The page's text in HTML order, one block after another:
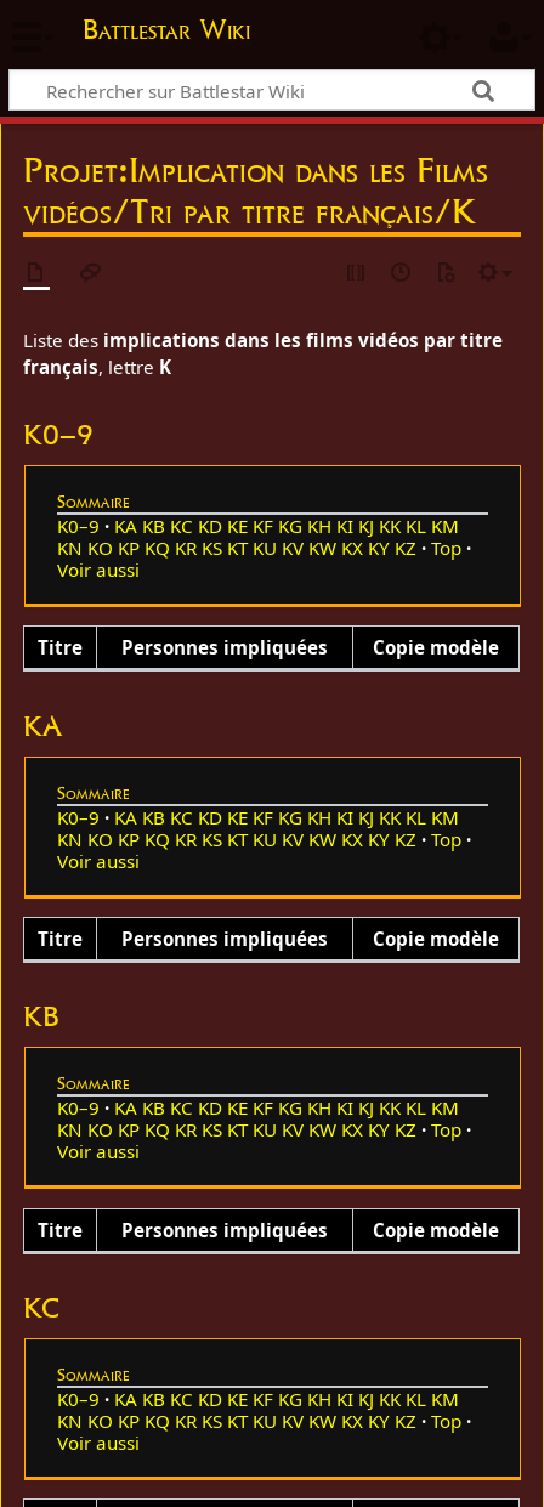
Battlestar Wiki
Projet:Implication dans les Films
vidéos/Tri par titre français/K
Liste des implications dans les films vidéos par titre
français, lettre K
K0–9
Sommaire
K0–9 KA KB KC KD KE KF KG KH KI KJ KK KL KM
KN KO KP KQ KR KS KT KU KV KW KX KY KZ
Top
Voir aussi
Titre Personnes impliquées Copie modèle
KA
Sommaire
K0–9 KA KB KC KD KE KF KG KH KI KJ KK KL KM
KN KO KP KQ KR KS KT KU KV KW KX KY KZ
Top
Voir aussi
Titre Personnes impliquées Copie modèle
KB
Sommaire
K0–9 KA KB KC KD KE KF KG KH KI KJ KK KL KM
KN KO KP KQ KR KS KT KU KV KW KX KY KZ
Top
Voir aussi
Titre Personnes impliquées Copie modèle
KC
Sommaire
K0–9 KA KB KC KD KE KF KG KH KI KJ KK KL KM
KN KO KP KQ KR KS KT KU KV KW KX KY KZ
Top
Voir aussi